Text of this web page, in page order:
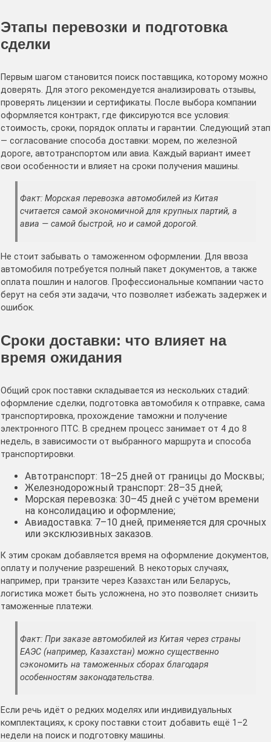
Этапы перевозки и подготовка
сделки
Первым шагом становится поиск поставщика, которому можно
доверять. Для этого рекомендуется анализировать отзывы,
проверять лицензии и сертификаты. После выбора компании
оформляется контракт, где фиксируются все условия:
стоимость, сроки, порядок оплаты и гарантии. Следующий этап
— согласование способа доставки: морем, по железной
дороге, автотранспортом или авиа. Каждый вариант имеет
свои особенности и влияет на сроки получения машины.
Факт: Морская перевозка автомобилей из Китая
считается самой экономичной для крупных партий, а
авиа — самой быстрой, но и самой дорогой.
Не стоит забывать о таможенном оформлении. Для ввоза
автомобиля потребуется полный пакет документов, а также
оплата пошлин и налогов. Профессиональные компании часто
берут на себя эти задачи, что позволяет избежать задержек и
ошибок.
Сроки доставки: что влияет на
время ожидания
Общий срок поставки складывается из нескольких стадий:
оформление сделки, подготовка автомобиля к отправке, сама
транспортировка, прохождение таможни и получение
электронного ПТС. В среднем процесс занимает от 4 до 8
недель, в зависимости от выбранного маршрута и способа
транспортировки.
Автотранспорт: 18–25 дней от границы до Москвы;
Железнодорожный транспорт: 28–35 дней;
Морская перевозка: 30–45 дней с учётом времени
на консолидацию и оформление;
Авиадоставка: 7–10 дней, применяется для срочных
или эксклюзивных заказов.
К этим срокам добавляется время на оформление документов,
оплату и получение разрешений. В некоторых случаях,
например, при транзите через Казахстан или Беларусь,
логистика может быть усложнена, но это позволяет снизить
таможенные платежи.
Факт: При заказе автомобилей из Китая через страны
ЕАЭС (например, Казахстан) можно существенно
сэкономить на таможенных сборах благодаря
особенностям законодательства.
Если речь идёт о редких моделях или индивидуальных
комплектациях, к сроку поставки стоит добавить ещё 1–2
недели на поиск и подготовку машины.